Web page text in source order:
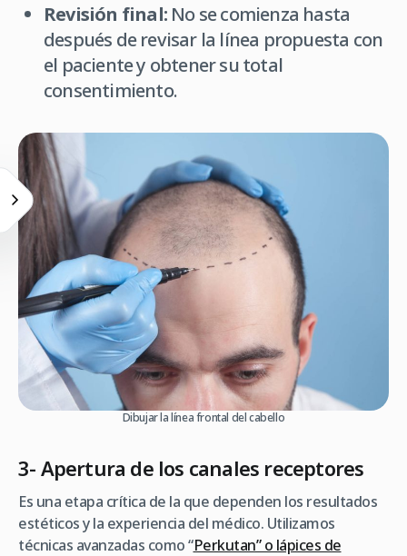
Revisión final: No se comienza hasta
después de revisar la línea propuesta con
el paciente y obtener su total
consentimiento.
Dibujar la línea frontal del cabello
3- Apertura de los canales receptores
Es una etapa crítica de la que dependen los resultados
estéticos y la experiencia del médico. Utilizamos
técnicas avanzadas como “Perkutan” o lápices de